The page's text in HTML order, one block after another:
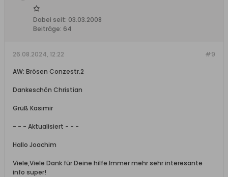
Dabei seit: 03.03.2008
Beiträge: 64
#9
26.08.2024, 12:22
AW: Brösen Conzestr.2
Dankeschön Christian
Grüß Kasimir
- - - Aktualisiert - - -
Hallo Joachim
Viele,Viele Dank für Deine hilfe.Immer mehr sehr interesante
info super!